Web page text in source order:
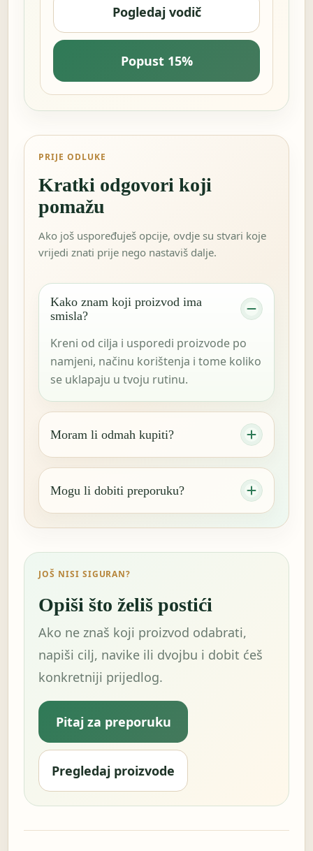
Pogledaj vodič
Popust 15%
PRIJE ODLUKE
Kratki odgovori koji
pomažu
Ako još uspoređuješ opcije, ovdje su stvari koje
vrijedi znati prije nego nastaviš dalje.
Kako znam koji proizvod ima
smisla?
Kreni od cilja i usporedi proizvode po
namjeni, načinu korištenja i tome koliko
se uklapaju u tvoju rutinu.
Moram li odmah kupiti?
Mogu li dobiti preporuku?
JOŠ NISI SIGURAN?
Opiši što želiš postići
Ako ne znaš koji proizvod odabrati,
napiši cilj, navike ili dvojbu i dobit ćeš
konkretniji prijedlog.
Pitaj za preporuku
Pregledaj proizvode